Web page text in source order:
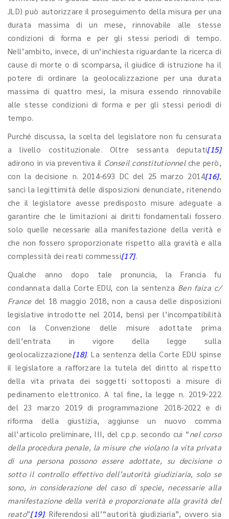
JLD) può autorizzare il proseguimento della misura per una
durata massima di un mese, rinnovabile alle stesse
condizioni di forma e per gli stessi periodi di tempo.
Nell’ambito, invece, di un’inchiesta riguardante la ricerca di
cause di morte o di scomparsa, il giudice di istruzione ha il
potere di ordinare la geolocalizzazione per una durata
massima di quattro mesi, la misura essendo rinnovabile
alle stesse condizioni di forma e per gli stessi periodi di
tempo.
Purché discussa, la scelta del legislatore non fu censurata
a livello costituzionale. Oltre sessanta deputati[15]
adirono in via preventiva il Conseil constitutionnelche però,
con la decisione n. 2014-693 DC del 25 marzo 2014[16],
sancì la legittimità delle disposizioni denunciate, ritenendo
che il legislatore avesse predisposto misure adeguate a
garantire che le limitazioni ai diritti fondamentali fossero
solo quelle necessarie alla manifestazione della verità e
che non fossero sproporzionate rispetto alla gravità e alla
complessità dei reati commessi[17].
Qualche anno dopo tale pronuncia, la Francia fu
condannata dalla Corte EDU, con la sentenza Ben faiza c/
France del 18 maggio 2018, non a causa delle disposizioni
legislative introdotte nel 2014, bensì per l’incompatibilità
con la Convenzione delle misure adottate prima
dell’entrata in vigore della legge sulla
geolocalizzazione[18]. La sentenza della Corte EDU spinse
il legislatore a rafforzare la tutela del diritto al rispetto
della vita privata dei soggetti sottoposti a misure di
pedinamento elettronico. A tal fine, la legge n. 2019-222
del 23 marzo 2019 di programmazione 2018-2022 e di
riforma della giustizia, aggiunse un nuovo comma
all’articolo preliminare, III, del c.p.p. secondo cui “nel corso
della procedura penale, la misure che violano la vita privata
di una persona possono essere adottate, su decisione o
sotto il controllo effettivo dell’autorità giudiziaria, solo se
sono, in considerazione del caso di specie, necessarie alla
manifestazione della verità e proporzionate alla gravità del
reato”[19]. Riferendosi all’“autorità giudiziaria”, ovvero sia